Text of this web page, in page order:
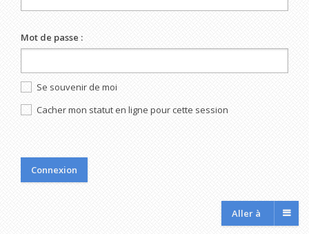
Mot de passe :
Se souvenir de moi
Cacher mon statut en ligne pour cette session
Aller à